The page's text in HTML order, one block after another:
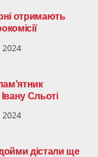
отримають
2024
Сльоті
2024
дістали ще